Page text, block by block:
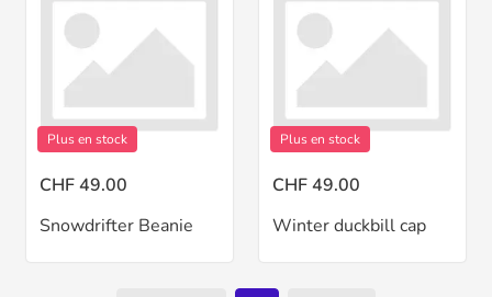
Plus en stock
CHF 49.00
Snowdrifter Beanie
Plus en stock
CHF 49.00
Winter duckbill cap